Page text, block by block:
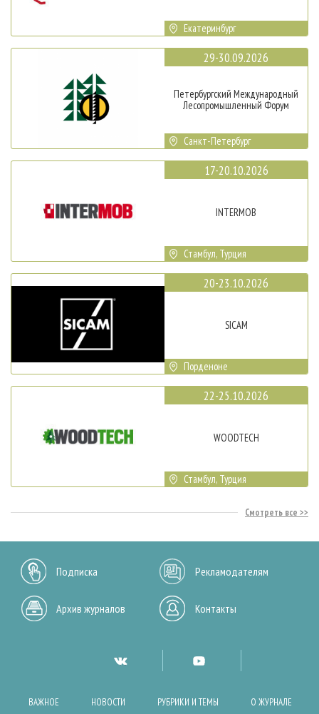
Екатеринбург
29-30.09.2026
Петербургский Международный
Лесопромышленный Форум
Санкт-Петербург
17-20.10.2026
INTERMOB
Стамбул, Турция
20-23.10.2026
SICAM
Порденоне
22-25.10.2026
WOODTECH
Стамбул, Турция
Смотреть все
Подписка Рекламодателям
Архив журналов Контакты
ВАЖНОЕ НОВОСТИ РУБРИКИ И ТЕМЫ О ЖУРНАЛЕ